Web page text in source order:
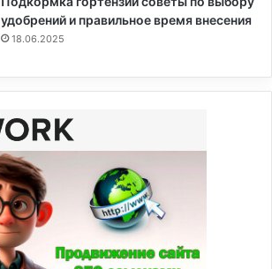
удобрений и правильное время внесения
18.06.2025